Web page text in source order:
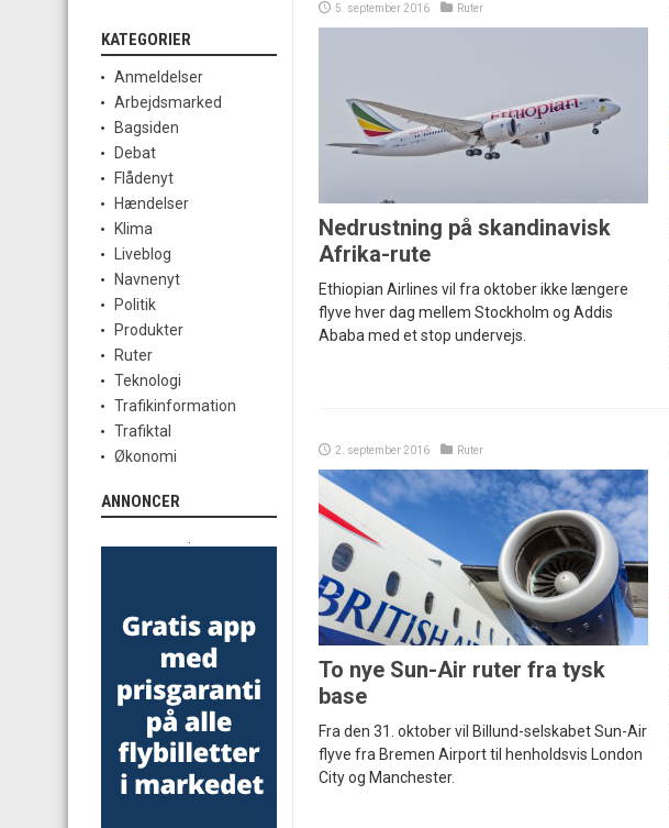
5. september 2016 Ruter
Nedrustning på skandinavisk
Afrika-rute
Ethiopian Airlines vil fra oktober ikke længere
flyve hver dag mellem Stockholm og Addis
Ababa med et stop undervejs.
2. september 2016 Ruter
To nye Sun-Air ruter fra tysk
base
Fra den 31. oktober vil Billund-selskabet Sun-Air
flyve fra Bremen Airport til henholdsvis London
City og Manchester.
KATEGORIER
Anmeldelser
Arbejdsmarked
Bagsiden
Debat
Flådenyt
Hændelser
Klima
Liveblog
Navnenyt
Politik
Produkter
Ruter
Teknologi
Trafikinformation
Trafiktal
Økonomi
ANNONCER